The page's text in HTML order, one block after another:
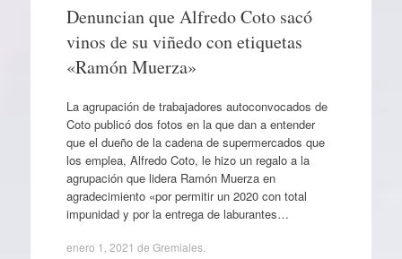
Denuncian que Alfredo Coto sacó
vinos de su viñedo con etiquetas
«Ramón Muerza»
La agrupación de trabajadores autoconvocados de
Coto publicó dos fotos en la que dan a entender
que el dueño de la cadena de supermercados que
los emplea, Alfredo Coto, le hizo un regalo a la
agrupación que lidera Ramón Muerza en
agradecimiento «por permitir un 2020 con total
impunidad y por la entrega de laburantes…
enero 1, 2021 de Gremiales.